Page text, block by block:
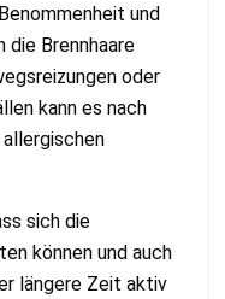
und
die Brennhaare
oder
kann es nach
sich die
können und auch
längere Zeit aktiv